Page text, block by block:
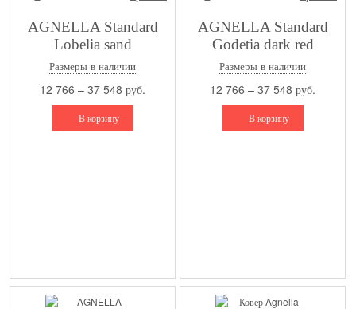
AGNELLA Standard
Lobelia sand
Размеры в наличии
12 766 – 37 548 руб.
В корзину
AGNELLA Standard
Godetia dark red
Размеры в наличии
12 766 – 37 548 руб.
В корзину